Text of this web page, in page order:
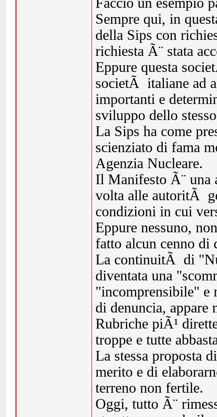
Sempre qui, in
della Sips con
richiesta Ã¨ stata
Eppure questa
societÃ italiane ad
importanti e
sviluppo dello
La Sips ha come
scienziato di fama
Agenzia Nucleare.
Il Manifesto Ã¨ una
volta alle autoritÃ
condizioni in cui
Eppure nessuno,
fatto alcun cenno di
La continuitÃ di
diventata una
"incomprensibile" e
di denuncia, appare
Rubriche piÃ¹
troppe e tutte
La stessa proposta
merito e di
terreno non fertile.
Oggi, tutto Ã¨